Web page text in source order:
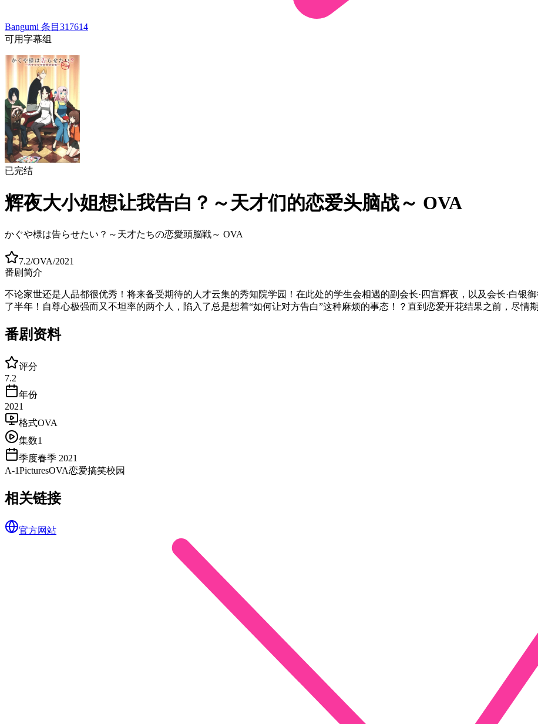
Bangumi 条目 317614
可用字幕组
已完结
辉夜大小姐想让我告白？～天才们的恋爱头脑战～ OVA
かぐや様は告らせたい？～天才たちの恋愛頭脳戦～ OVA
7.2/OVA/2021
番剧简介
不论家世还是人品都很优秀！将来备受期待的人才云集的秀知院学园！在此处的学生会相遇的副会长·四宫辉夜，以及会长·白
了半年！自尊心极强而又不坦率的两个人，陷入了总是想着“如何让对方告白”这种麻烦的事态！？直到恋爱开花结果之前，尽情
番剧资料
评分
7.2
年份
2021
格式OVA
集数1
季度春季 2021
A-1PicturesOVA恋爱搞笑校园
相关链接
官方网站